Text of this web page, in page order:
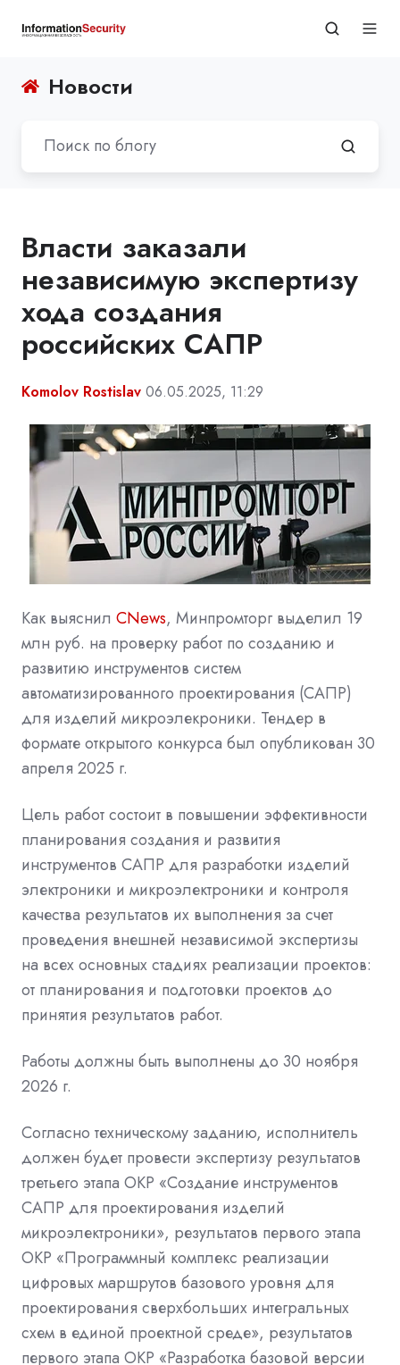
Новости
Власти заказали
независимую экспертизу
хода создания
российских САПР
Komolov Rostislav 06.05.2025, 11:29
Как выяснил CNews, Минпромторг выделил 19
млн руб. на проверку работ по созданию и
развитию инструментов систем
автоматизированного проектирования (САПР)
для изделий микроэлекроники. Тендер в
формате открытого конкурса был опубликован 30
апреля 2025 г.
Цель работ состоит в повышении эффективности
планирования создания и развития
инструментов САПР для разработки изделий
электроники и микроэлектроники и контроля
качества результатов их выполнения за счет
проведения внешней независимой экспертизы
на всех основных стадиях реализации проектов:
от планирования и подготовки проектов до
принятия результатов работ.
Работы должны быть выполнены до 30 ноября
2026 г.
Согласно техническому заданию, исполнитель
должен будет провести экспертизу результатов
третьего этапа ОКР «Создание инструментов
САПР для проектирования изделий
микроэлектроники», результатов первого этапа
ОКР «Программный комплекс реализации
цифровых маршрутов базового уровня для
проектирования сверхбольших интегральных
схем в единой проектной среде», результатов
первого этапа ОКР «Разработка базовой версии